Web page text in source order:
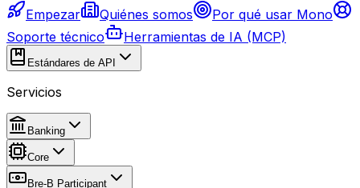
Empezar Quiénes somos
Por qué usar Mono
Soporte técnico
Herramientas de IA (MCP)
Estándares de API
Servicios
Banking
Core
Bre-B Participant